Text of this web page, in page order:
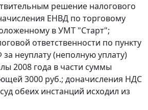
решение налогового
ЕНВД по торговому
в УМТ "Старт";
ответственности по пункту
неуплату (неполную уплату)
2008 года в части суммы
3000 руб.; доначисления НДС
обеих инстанций исходил из